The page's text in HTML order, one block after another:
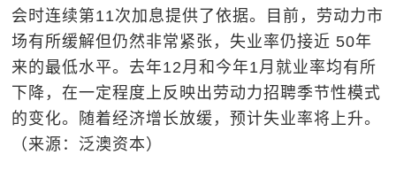
会时连续第11次加息提供了依据。目前，劳动力市
场有所缓解但仍然非常紧张，失业率仍接近 50年
来的最低水平。去年12月和今年1月就业率均有所
下降，在一定程度上反映出劳动力招聘季节性模式
的变化。随着经济增长放缓，预计失业率将上升。
（来源：泛澳资本）